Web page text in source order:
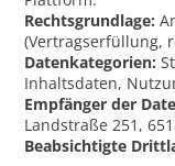
Rechtsgrundlage:
(Vertragserfüllung,
Datenkategorien:
Inhaltsdaten,
Empfänger der
Landstraße 251,
Beabsichtigte